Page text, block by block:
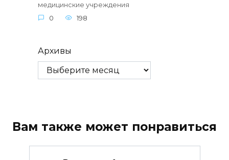
медицинские учреждения
0
198
Архивы
Вам также может понравиться